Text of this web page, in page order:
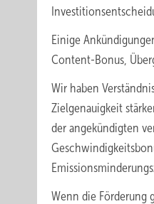
Einige
Content-Bonus,
Wir haben
Zielgenauigkeit
der angekündigten
Wenn die Förderung